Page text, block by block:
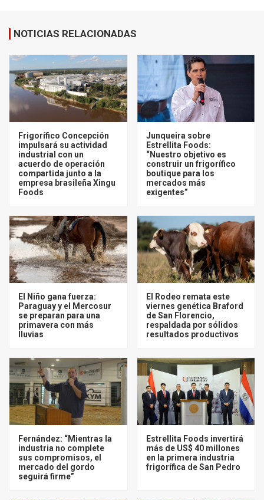
NOTICIAS RELACIONADAS
Frigorífico Concepción
impulsará su actividad
industrial con un
acuerdo de operación
compartida junto a la
empresa brasileña Xingu
Foods
Junqueira sobre
Estrellita Foods:
“Nuestro objetivo es
construir un frigorífico
boutique para los
mercados más
exigentes”
El Niño gana fuerza:
Paraguay y el Mercosur
se preparan para una
primavera con más
lluvias
El Rodeo remata este
viernes genética Braford
de San Florencio,
respaldada por sólidos
resultados productivos
Fernández: “Mientras la
industria no complete
sus compromisos, el
mercado del gordo
seguirá firme”
Estrellita Foods invertirá
más de US$ 40 millones
en la primera industria
frigorífica de San Pedro